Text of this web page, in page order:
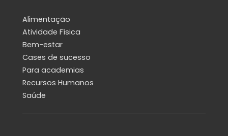
Alimentação
Atividade Física
Bem-estar
Cases de sucesso
Para academias
Recursos Humanos
Saúde